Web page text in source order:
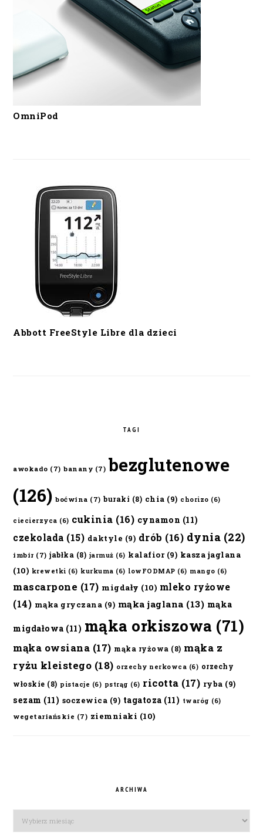
OmniPod
Abbott FreeStyle Libre dla dzieci
TAGI
awokado (7) banany (7) bezglutenowe
(126) boćwina (7) buraki (8) chia (9) chorizo (6)
ciecierzyca (6) cukinia (16) cynamon (11)
czekolada (15) daktyle (9) drób (16) dynia (22)
imbir (7) jabłka (8) jarmuż (6) kalafior(9) kasza jaglana
(10) krewetki (6) kurkuma (6) lowFODMAP (6) mango (6)
mascarpone (17) migdały (10) mleko ryżowe
(14) mąka gryczana (9) mąka jaglana (13) mąka
migdałowa (11) mąka orkiszowa (71)
mąka owsiana (17) mąka ryżowa (8) mąka z
ryżu kleistego (18) orzechy nerkowca (6) orzechy
włoskie (8) pistacje (6) pstrąg (6) ricotta (17) ryba (9)
sezam (11) soczewica (9) tagatoza (11) twaróg (6)
wegetariańskie (7) ziemniaki (10)
ARCHIWA
Archiwa